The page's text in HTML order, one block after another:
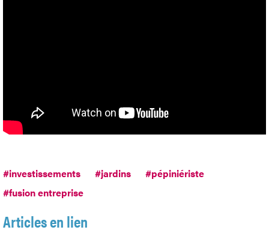
#investissements #jardins
#pépiniériste
#fusion entreprise
Articles en lien